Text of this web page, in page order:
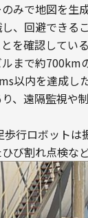
みで地図を生
、回避できる
を確認している
まで約700km
以内を達成し
、遠隔監視や
歩行ロボットは